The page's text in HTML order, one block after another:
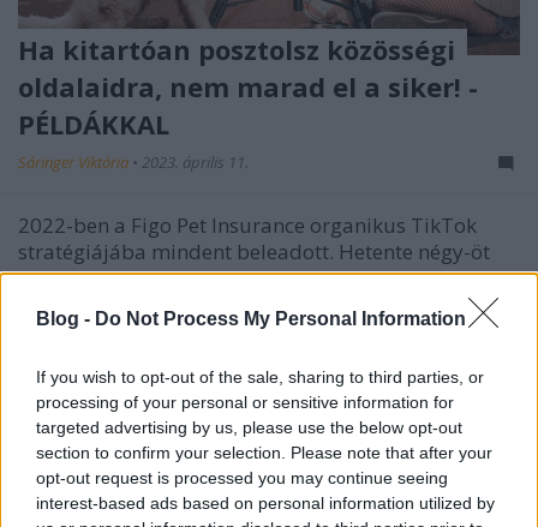
Blog - Do Not Process My Personal Information
If you wish to opt-out of the sale, sharing to third parties, or
processing of your personal or sensitive information for
targeted advertising by us, please use the below opt-out
section to confirm your selection. Please note that after your
opt-out request is processed you may continue seeing
interest-based ads based on personal information utilized by
Ha kitartóan posztolsz közösségi
oldalaidra, nem marad el a siker! -
PÉLDÁKKAL
Sáringer Viktória • 2023. április 11.
2022-ben a Figo Pet Insurance organikus TikTok
stratégiájába mindent beleadott. Hetente négy-öt
videót kezdtek el közzétenni a platformon és
erőfeszítéseik közönségnövekedéshez, több virálisan
terjedő videóhoz és bevételnövelő hirdetésekhez
médiában…